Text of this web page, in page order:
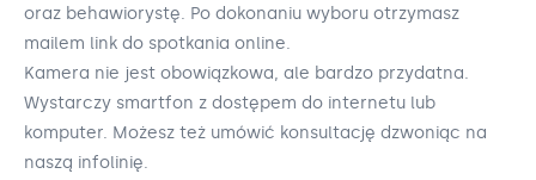
oraz behawiorystę. Po dokonaniu wyboru otrzymasz
mailem link do spotkania online.
Kamera nie jest obowiązkowa, ale bardzo przydatna.
Wystarczy smartfon z dostępem do internetu lub
komputer. Możesz też umówić konsultację dzwoniąc na
naszą infolinię.